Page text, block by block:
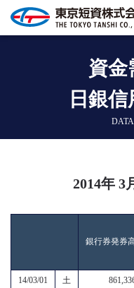
資金
日銀
2014年 3
銀行券発券
14/03/01 土